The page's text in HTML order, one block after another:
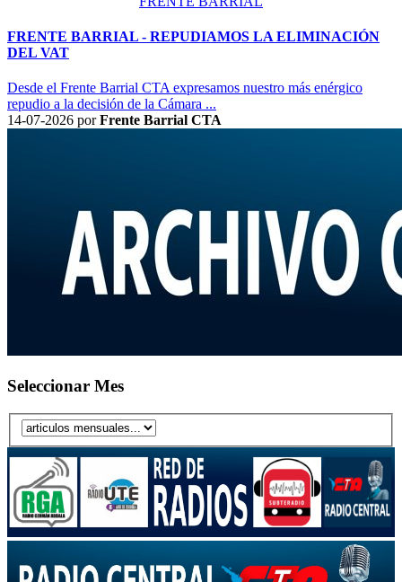
FRENTE BARRIAL - REPUDIAMOS LA ELIMINACIÓN
DEL VAT
Desde el Frente Barrial CTA expresamos nuestro más enérgico
repudio a la decisión de la Cámara ...
14-07-2026 porFrente Barrial CTA
Seleccionar Mes